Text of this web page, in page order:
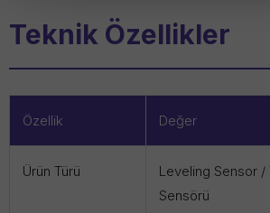
Teknik Özellikler
Özellik Değer
Ürün Türü
Leveling Sensor /
Sensörü